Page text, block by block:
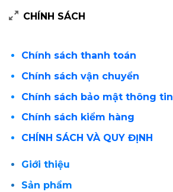
CHÍNH SÁCH
Chính sách thanh toán
Chính sách vận chuyển
Chính sách bảo mật thông tin
Chính sách kiểm hàng
CHÍNH SÁCH VÀ QUY ĐỊNH
Giới thiệu
Sản phẩm